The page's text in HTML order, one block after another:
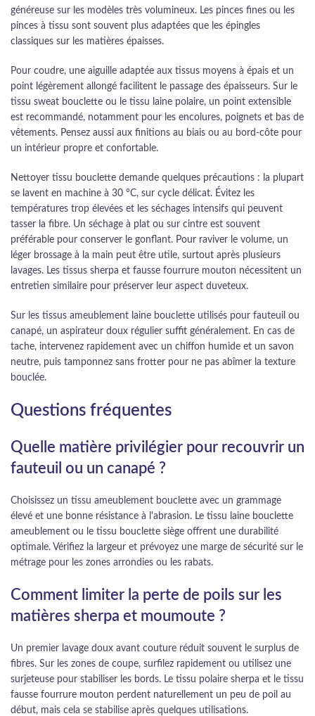
généreuse sur les modèles très volumineux. Les pinces fines ou les
pinces à tissu sont souvent plus adaptées que les épingles
classiques sur les matières épaisses.
Pour coudre, une aiguille adaptée aux tissus moyens à épais et un
point légèrement allongé facilitent le passage des épaisseurs. Sur le
tissu sweat bouclette ou le tissu laine polaire, un point extensible
est recommandé, notamment pour les encolures, poignets et bas de
vêtements. Pensez aussi aux finitions au biais ou au bord-côte pour
un intérieur propre et confortable.
Nettoyer tissu bouclette demande quelques précautions : la plupart
se lavent en machine à 30 °C, sur cycle délicat. Évitez les
températures trop élevées et les séchages intensifs qui peuvent
tasser la fibre. Un séchage à plat ou sur cintre est souvent
préférable pour conserver le gonflant. Pour raviver le volume, un
léger brossage à la main peut être utile, surtout après plusieurs
lavages. Les tissus sherpa et fausse fourrure mouton nécessitent un
entretien similaire pour préserver leur aspect duveteux.
Sur les tissus ameublement laine bouclette utilisés pour fauteuil ou
canapé, un aspirateur doux régulier suffit généralement. En cas de
tache, intervenez rapidement avec un chiffon humide et un savon
neutre, puis tamponnez sans frotter pour ne pas abîmer la texture
bouclée.
Questions fréquentes
Quelle matière privilégier pour recouvrir un
fauteuil ou un canapé ?
Choisissez un tissu ameublement bouclette avec un grammage
élevé et une bonne résistance à l'abrasion. Le tissu laine bouclette
ameublement ou le tissu bouclette siège offrent une durabilité
optimale. Vérifiez la largeur et prévoyez une marge de sécurité sur le
métrage pour les zones arrondies ou les rabats.
Comment limiter la perte de poils sur les
matières sherpa et moumoute ?
Un premier lavage doux avant couture réduit souvent le surplus de
fibres. Sur les zones de coupe, surfilez rapidement ou utilisez une
surjeteuse pour stabiliser les bords. Le tissu polaire sherpa et le tissu
fausse fourrure mouton perdent naturellement un peu de poil au
début, mais cela se stabilise après quelques utilisations.